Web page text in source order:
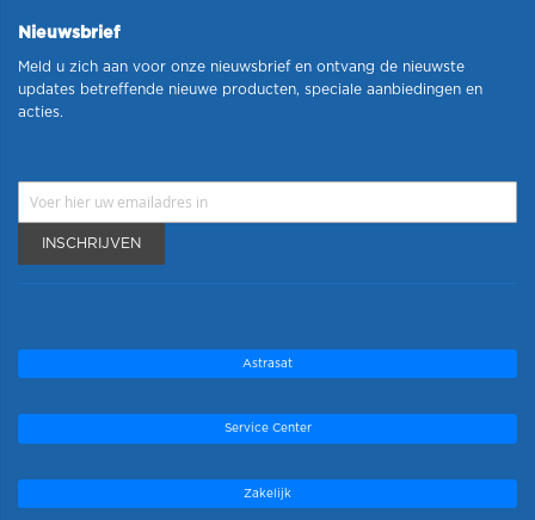
Nieuwsbrief
Meld u zich aan voor onze nieuwsbrief en ontvang de nieuwste
updates betreffende nieuwe producten, speciale aanbiedingen en
acties.
INSCHRIJVEN
Astrasat
Service Center
Zakelijk